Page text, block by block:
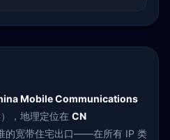
Mobile Communications
，地理定位在 CN
的宽带住宅出口——在所有 IP 类